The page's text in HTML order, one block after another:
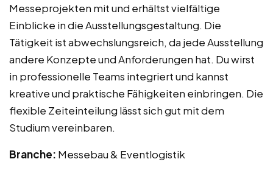
Messeprojekten mit und erhältst vielfältige
Einblicke in die Ausstellungsgestaltung. Die
Tätigkeit ist abwechslungsreich, da jede Ausstellung
andere Konzepte und Anforderungen hat. Du wirst
in professionelle Teams integriert und kannst
kreative und praktische Fähigkeiten einbringen. Die
flexible Zeiteinteilung lässt sich gut mit dem
Studium vereinbaren.
Branche: Messebau & Eventlogistik